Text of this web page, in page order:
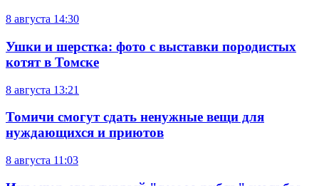
8 августа 14:30
Ушки и шерстка: фото с выставки породистых
котят в Томске
8 августа 13:21
Томичи смогут сдать ненужные вещи для
нуждающихся и приютов
8 августа 11:03